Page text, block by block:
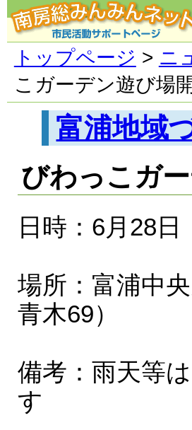
トップページ > ニ
こガーデン遊び場
富浦地域
びわっこガ
日時：6月28
場所：富浦中
青木69）
備考：雨天等
す